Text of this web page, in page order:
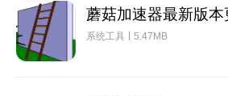
蘑菇加速器最新版本
系统工具 5.47MB